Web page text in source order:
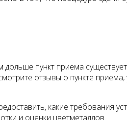
пункт приема
отзывы о пункте приема,
какие требования
и оценки цветметаллов.